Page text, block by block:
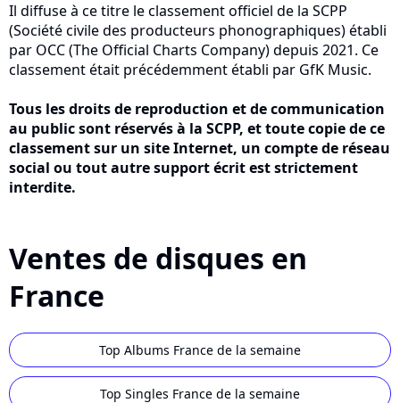
Il diffuse à ce titre le classement officiel de la SCPP
(Société civile des producteurs phonographiques) établi
par OCC (The Official Charts Company) depuis 2021. Ce
classement était précédemment établi par GfK Music.
Tous les droits de reproduction et de communication
au public sont réservés à la SCPP, et toute copie de ce
classement sur un site Internet, un compte de réseau
social ou tout autre support écrit est strictement
interdite.
Ventes de disques en
France
Top Albums France de la semaine
Top Singles France de la semaine